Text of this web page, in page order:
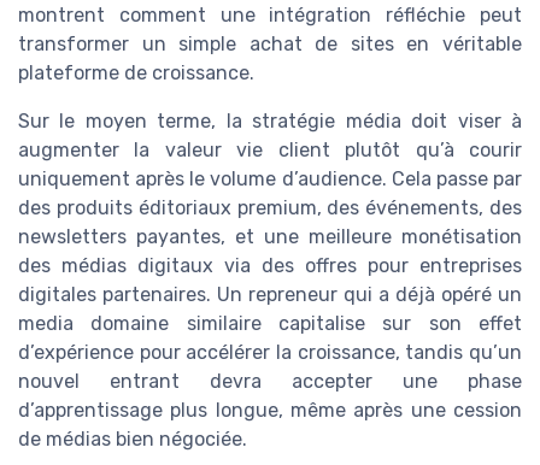
montrent comment une intégration réfléchie peut
transformer un simple achat de sites en véritable
plateforme de croissance.
Sur le moyen terme, la stratégie média doit viser à
augmenter la valeur vie client plutôt qu’à courir
uniquement après le volume d’audience. Cela passe par
des produits éditoriaux premium, des événements, des
newsletters payantes, et une meilleure monétisation
des médias digitaux via des offres pour entreprises
digitales partenaires. Un repreneur qui a déjà opéré un
media domaine similaire capitalise sur son effet
d’expérience pour accélérer la croissance, tandis qu’un
nouvel entrant devra accepter une phase
d’apprentissage plus longue, même après une cession
de médias bien négociée.